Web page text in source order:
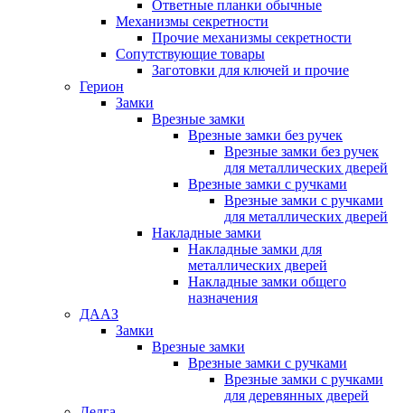
Ответные планки обычные
Механизмы секретности
Прочие механизмы секретности
Сопутствующие товары
Заготовки для ключей и прочие
Герион
Замки
Врезные замки
Врезные замки без ручек
Врезные замки без ручек
для металлических дверей
Врезные замки с ручками
Врезные замки с ручками
для металлических дверей
Накладные замки
Накладные замки для
металлических дверей
Накладные замки общего
назначения
ДААЗ
Замки
Врезные замки
Врезные замки с ручками
Врезные замки с ручками
для деревянных дверей